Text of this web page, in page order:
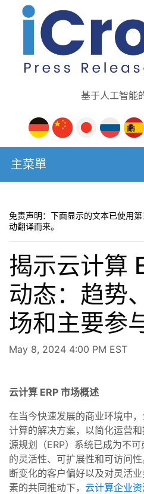
基于人工智能
主菜單
免责声明：下面显示的文本已使用
动翻译而来。
揭示云计算
动态：趋势
场和主要参
May 8, 2024 4:00 PM EST
云计算 ERP 市场概述
在当今快速发展的商业环境中
计算的解决方案，以简化运营
源规划（ERP）系统已成为不
的灵活性、可扩展性和可访问
断变化的客户偏好以及对灵活
素的共同推动下， 云计算企业